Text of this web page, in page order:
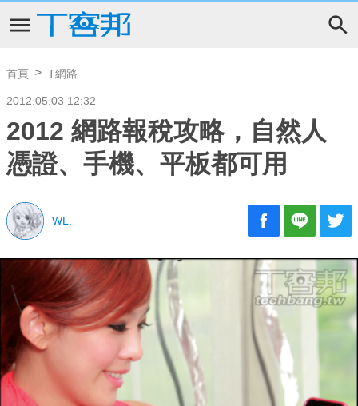
首頁 T網路
2012.05.03 12:32
2012 網路報稅攻略，自然人
憑證、手機、平板都可用
WL.